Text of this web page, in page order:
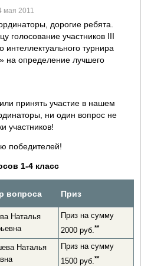
мая 2011
дорогие ребята.
голосование участников III
интеллектуального турнира
на определение лучшего
принять участие в нашем
ни один вопрос не
участников!
победителей!
1-4 класс
вопроса Приз
Наталья
Приз на сумму
2000 руб. **
Наталья
Приз на сумму
1500 руб. **